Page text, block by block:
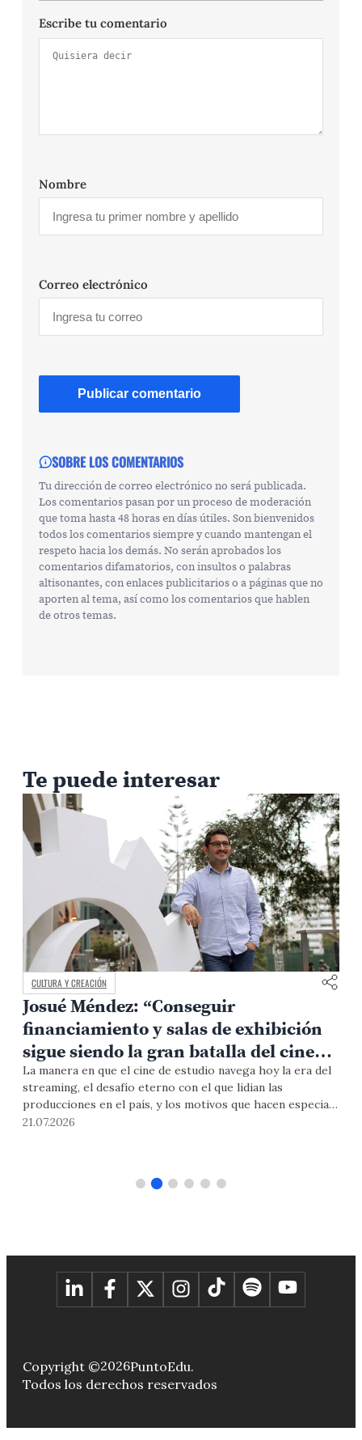
Escribe tu comentario
Nombre
Correo electrónico
SOBRE LOS COMENTARIOS
Tu dirección de correo electrónico no será publicada.
Los comentarios pasan por un proceso de moderación
que toma hasta 48 horas en días útiles. Son bienvenidos
todos los comentarios siempre y cuando mantengan el
respeto hacia los demás. No serán aprobados los
comentarios difamatorios, con insultos o palabras
altisonantes, con enlaces publicitarios o a páginas que no
aporten al tema, así como los comentarios que hablen
de otros temas.
Te puede interesar
CULTURA Y CREACIÓN
Josué Méndez: “Conseguir
financiamiento y salas de exhibición
sigue siendo la gran batalla del cine
independiente en el Perú”
La manera en que el cine de estudio navega hoy la era del
streaming, el desafío eterno con el que lidian las
producciones en el país, y los motivos que hacen especial
las ediciones del Festival Internacional de Cine de Lima
21.07.2026
Copyright ©2026PuntoEdu.
Todos los derechos reservados